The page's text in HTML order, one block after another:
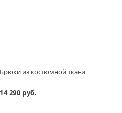
Брюки из костюмной ткани
14 290 руб.